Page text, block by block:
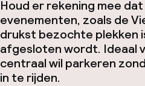
Houd er rekening mee
evenementen, zoals de
drukst bezochte plekken
afgesloten wordt. Ideaal
centraal wil parkeren
in te rijden.